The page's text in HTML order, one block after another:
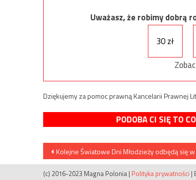
Uważasz, że robimy dobrą
30 zł
Dziękujemy za pomoc prawną Kancelarii Prawnej
PODOBA CI SIĘ TO
Nawigacja
wpisu
Kolejne Światowe Dni Młodzieży odbędą się
(c) 2016-2023 Magna Polonia | Polityka prywatności |